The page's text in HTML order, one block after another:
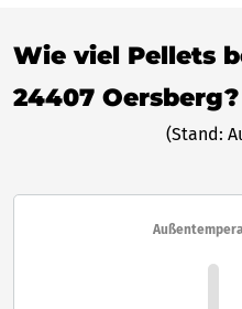
Wie viel Pellets
24407 Oersberg?
(Stand: